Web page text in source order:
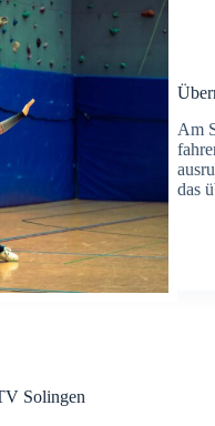
Am
das
Solingen